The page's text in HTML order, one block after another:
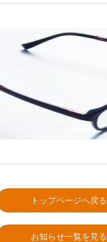
トップページへ戻る
お知らせ一覧を見る